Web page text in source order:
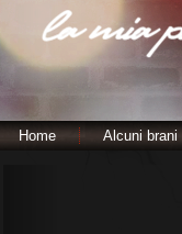
Home Alcuni brani